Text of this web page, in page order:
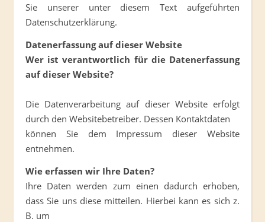
Sie unserer unter diesem Text aufgeführten
Datenschutzerklärung.
Datenerfassung auf dieser Website
Wer ist verantwortlich für die Datenerfassung
auf dieser Website?
Die Datenverarbeitung auf dieser Website erfolgt
durch den Websitebetreiber. Dessen Kontaktdaten
können Sie dem Impressum dieser Website
entnehmen.
Wie erfassen wir Ihre Daten?
Ihre Daten werden zum einen dadurch erhoben,
dass Sie uns diese mitteilen. Hierbei kann es sich z.
B. um